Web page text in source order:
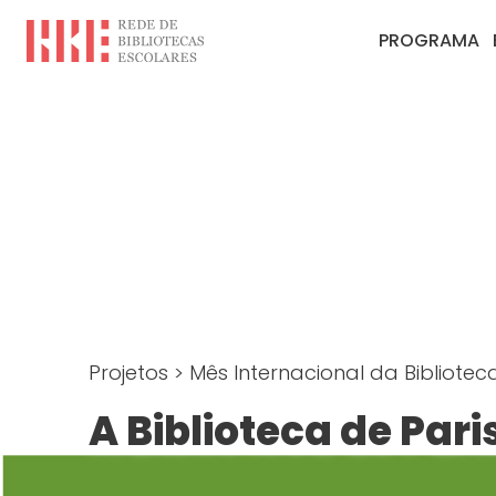
PROGRAMA
Projetos > Mês Internacional da
A Biblioteca de